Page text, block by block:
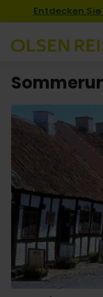
Entdecken